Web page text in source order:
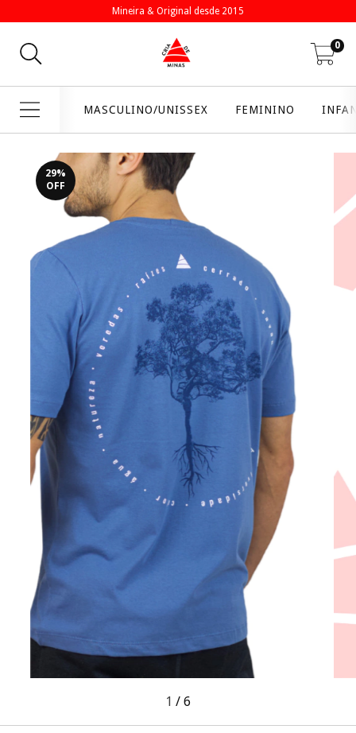
Mineira & Original desde 2015
0
MASCULINO/UNISSEX FEMININO
29%
OFF
1 / 6